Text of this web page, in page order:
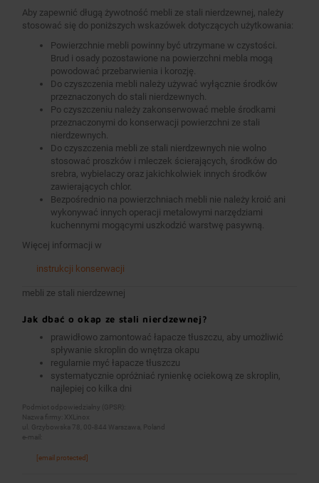
Aby zapewnić długą żywotność mebli ze stali nierdzewnej, należy
stosować się do poniższych wskazówek dotyczących użytkowania:
Powierzchnie mebli powinny być utrzymane w czystości.
Brud i osady pozostawione na powierzchni mebla mogą
powodować przebarwienia i korozję.
Do czyszczenia mebli należy używać wyłącznie środków
przeznaczonych do stali nierdzewnych.
Po czyszczeniu należy zakonserwować meble środkami
przeznaczonymi do konserwacji powierzchni ze stali
nierdzewnych.
Do czyszczenia mebli ze stali nierdzewnych nie wolno
stosować proszków i mleczek ścierających, środków do
srebra, wybielaczy oraz jakichkolwiek innych środków
zawierających chlor.
Bezpośrednio na powierzchniach mebli nie należy kroić ani
wykonywać innych operacji metalowymi narzędziami
kuchennymi mogącymi uszkodzić warstwę pasywną.
Więcej informacji w
instrukcji konserwacji
mebli ze stali nierdzewnej
Jak dbać o okap ze stali nierdzewnej?
prawidłowo zamontować łapacze tłuszczu, aby umożliwić
spływanie skroplin do wnętrza okapu
regularnie myć łapacze tłuszczu
systematycznie opróżniać rynienkę ociekową ze skroplin,
najlepiej co kilka dni
Podmiot odpowiedzialny (GPSR):
Nazwa firmy: XXLinox
ul. Grzybowska 78, 00-844 Warszawa, Poland
e-mail:
[email protected]